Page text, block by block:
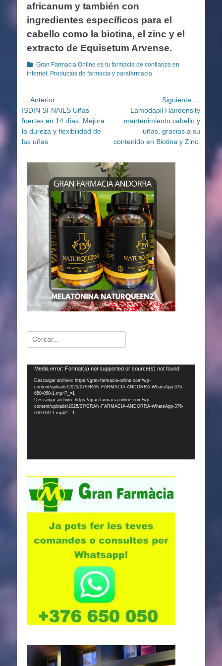
africanum y también con
ingredientes específicos para el
cabello como la biotina, el zinc y el
extracto de Equisetum Arvense.
Categorías
Gran Farmacia Online es tu farmacia de confianza en
internet. Productos de farmacia y parafarmacia
Navegación
de
entradas
← Anterior
Entrada
anterior:
ISDIN SI-NAILS Uñas
fuertes en 14 días. Mejora
la dureza y flexibilidad de
las uñas
Siguiente →
Entrada
siguiente:
Lambdapil Hairdensity
mantenimiento cabello y
uñas, gracias a su
contenido en Biotina y Zinc.
Buscar:
Reproductor
vídeo
Media error: Format(s) not supported or source(s) not found
Descargar archivo: https://gran-farmacia-online.com/wp-
content/uploads/2025/07/GRAN-FARMACIA-ANDORRA-WhatsApp-376-
650-050-1.mp4?_=1
Descargar archivo: https://gran-farmacia-online.com/wp-
content/uploads/2025/07/GRAN-FARMACIA-ANDORRA-WhatsApp-376-
650-050-1.mp4?_=1